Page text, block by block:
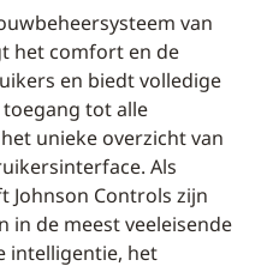
van
het comfort en de
en biedt volledige
tot alle
unieke overzicht van
Als
Johnson Controls zijn
in de meest veeleisende
intelligentie, het